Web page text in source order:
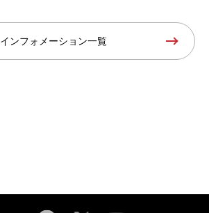
インフォメーション一覧